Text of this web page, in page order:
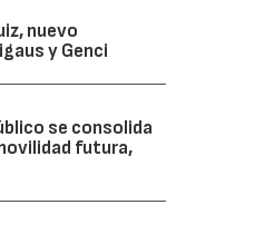
nuevo
y Genci
se consolida
futura,